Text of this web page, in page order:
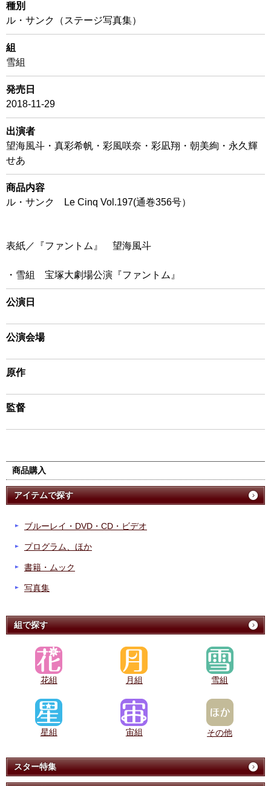
種別
ル・サンク（ステージ写真集）
組
雪組
発売日
2018-11-29
出演者
望海風斗・真彩希帆・彩風咲奈・彩凪翔・朝美絢・永久輝
せあ
商品内容
ル・サンク Le Cinq Vol.197(通巻356号）
表紙／『ファントム』 望海風斗
・雪組 宝塚大劇場公演『ファントム』
公演日
公演会場
原作
監督
商品購入
アイテムで探す
ブルーレイ・DVD・CD・ビデオ
プログラム、ほか
書籍・ムック
写真集
組で探す
花組 月組 雪組
星組 宙組 その他
スター特集